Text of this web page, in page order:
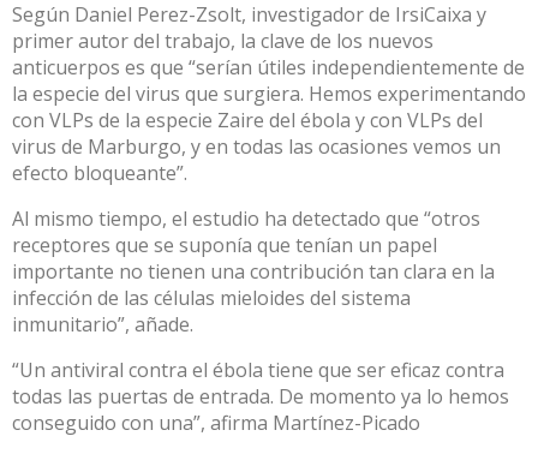
Según Daniel Perez-Zsolt, investigador de IrsiCaixa y
primer autor del trabajo, la clave de los nuevos
anticuerpos es que “serían útiles independientemente de
la especie del virus que surgiera. Hemos experimentando
con VLPs de la especie Zaire del ébola y con VLPs del
virus de Marburgo, y en todas las ocasiones vemos un
efecto bloqueante”.
Al mismo tiempo, el estudio ha detectado que “otros
receptores que se suponía que tenían un papel
importante no tienen una contribución tan clara en la
infección de las células mieloides del sistema
inmunitario”, añade.
“Un antiviral contra el ébola tiene que ser eficaz contra
todas las puertas de entrada. De momento ya lo hemos
conseguido con una”, afirma Martínez-Picado